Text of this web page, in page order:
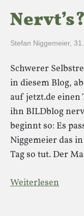
Nervt’s?
Stefan Niggemeier,
Schwerer
in diesem Blog,
auf jetzt.de einen
ihn BILDblog
beginnt so: Es
Niggemeier das
Tag so tut. Der
Weiterlesen